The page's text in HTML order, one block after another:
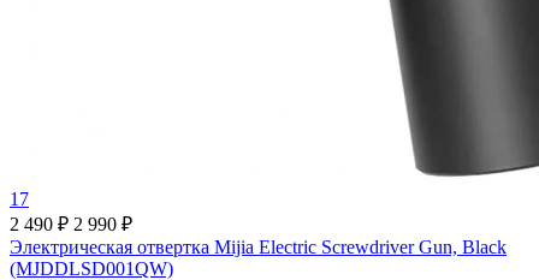
17
2 490 ₽ 2 990 ₽
Электрическая отвертка Mijia Electric Screwdriver Gun, Black
(MJDDLSD001QW)